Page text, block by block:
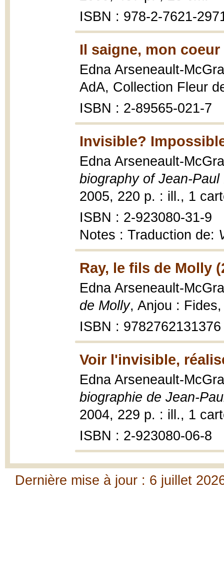
ISBN : 978-2-7621-
Il saigne, mon coeur
Edna Arseneault-
AdA, Collection Fleur
ISBN : 2-89565-021-7
Invisible?
Edna Arseneault-
biography of Jean-Paul
2005, 220 p. : ill., 1
ISBN : 2-923080-31-9
Notes : Traduction de:
Ray, le fils de Molly
Edna Arseneault-
de Molly, Anjou :
ISBN : 9782762131376
Voir l'invisible,
Edna Arseneault-
biographie de Jean-
2004, 229 p. : ill., 1
ISBN : 2-923080-06-8
Dernière mise à jour : 6 juillet